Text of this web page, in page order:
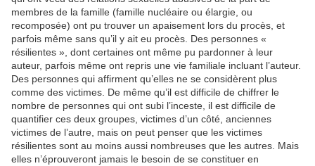
membres de la famille (famille nucléaire ou élargie, ou
recomposée) ont pu trouver un apaisement lors du procès, et
parfois même sans qu’il y ait eu procès. Des personnes «
résilientes », dont certaines ont même pu pardonner à leur
auteur, parfois même ont repris une vie familiale incluant l’auteur.
Des personnes qui affirment qu’elles ne se considèrent plus
comme des victimes. De même qu’il est difficile de chiffrer le
nombre de personnes qui ont subi l’inceste, il est difficile de
quantifier ces deux groupes, victimes d’un côté, anciennes
victimes de l’autre, mais on peut penser que les victimes
résilientes sont au moins aussi nombreuses que les autres. Mais
elles n’éprouveront jamais le besoin de se constituer en